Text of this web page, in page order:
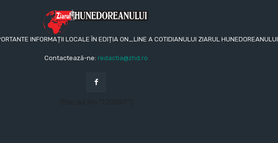
INFORMAȚII LOCALE ÎN EDIȚIA ON_LINE A COTIDIANULUI ZIARUL HUNEDOREANULUI
Contactează-ne: redactia@zhd.ro